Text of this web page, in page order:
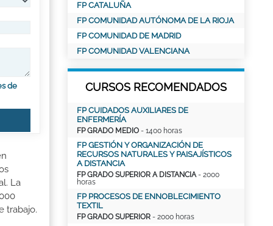
de
La
trabajo.
FP CATALUÑA
FP COMUNIDAD AUTÓNOMA DE LA RIOJA
FP COMUNIDAD DE MADRID
FP COMUNIDAD VALENCIANA
CURSOS RECOMENDADOS
FP CUIDADOS AUXILIARES DE
ENFERMERÍA
FP GRADO MEDIO - 1400 horas
FP GESTIÓN Y ORGANIZACIÓN DE
RECURSOS NATURALES Y PAISAJÍSTICOS
A DISTANCIA
FP GRADO SUPERIOR A DISTANCIA- 2000
horas
FP PROCESOS DE ENNOBLECIMIENTO
TEXTIL
FP GRADO SUPERIOR - 2000 horas